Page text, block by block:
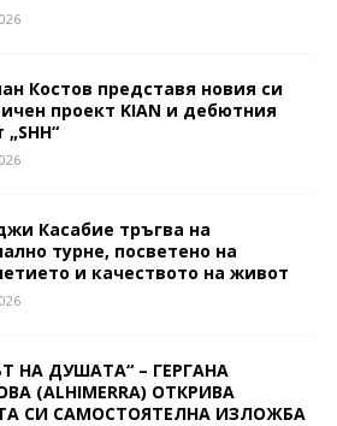
Костов представя новия си
проект KIAN и дебютния
Касабие тръгва на
турне, посветено на
и качеството на живот
НА ДУШАТА“ – ГЕРГАНА
(ALHIMERRA) ОТКРИВА
СИ САМОСТОЯТЕЛНА ИЗЛОЖБА